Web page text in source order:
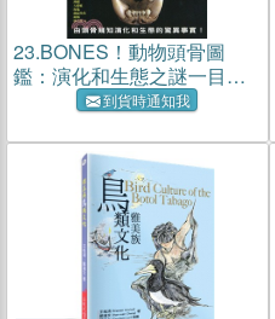
23.BONES！動物頭骨圖
鑑：演化和生態之謎一目瞭
到貨時通知我